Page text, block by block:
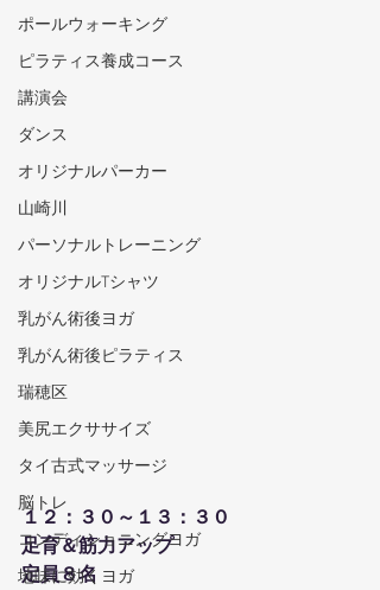
ポールウォーキング
ピラティス養成コース
講演会
ダンス
オリジナルパーカー
山崎川
パーソナルトレーニング
オリジナルTシャツ
乳がん術後ヨガ
乳がん術後ピラティス
瑞穂区
美尻エクササイズ
タイ古式マッサージ
脳トレ
コンディショニングヨガ
地味に効くヨガ
１２：３０～１３：３０
足育＆筋力アップ
定員８名